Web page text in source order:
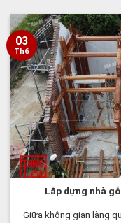
Lắp dựng nhà
Giữa không gian làng
03
Th6